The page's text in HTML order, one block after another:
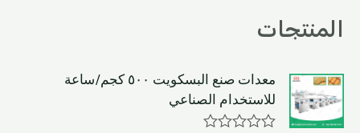
المنتجات
معدات صنع البسكويت ٥٠٠ كجم/ساعة
للاستخدام الصناعي